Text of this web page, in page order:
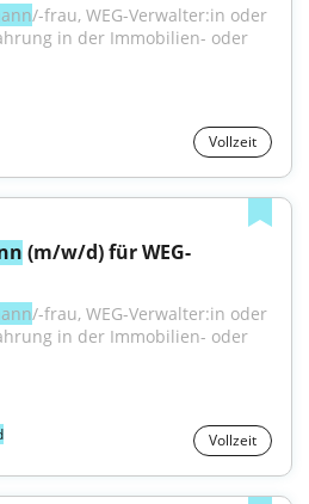
/-frau, WEG-Verwalter:in oder
in der Immobilien- oder
Vollzeit
(m/w/d) für WEG-
/-frau, WEG-Verwalter:in oder
in der Immobilien- oder
Vollzeit